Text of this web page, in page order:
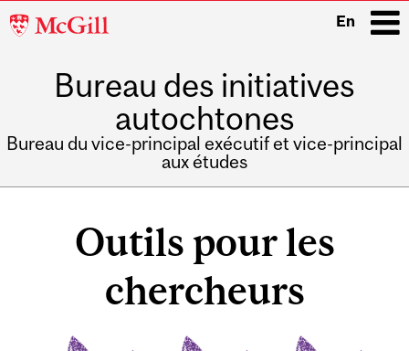
McGill
En
Bureau des initiatives
autochtones
Bureau du vice-principal exécutif et vice-principal
aux études
Outils pour les
chercheurs